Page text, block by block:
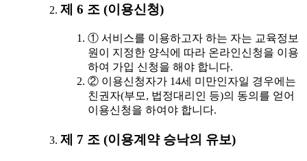
제 6 조 (이용신청)
① 서비스를 이용하고자 하는 자는 교육정보
원이 지정한 양식에 따라 온라인신청을 이용
하여 가입 신청을 해야 합니다.
② 이용신청자가 14세 미만인자일 경우에는
친권자(부모, 법정대리인 등)의 동의를 얻어
이용신청을 하여야 합니다.
제 7 조 (이용계약 승낙의 유보)